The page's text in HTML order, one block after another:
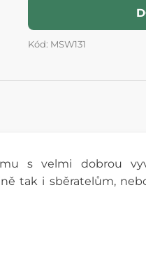
Kód: MSW131
s velmi dobrou
tak i sběratelům,